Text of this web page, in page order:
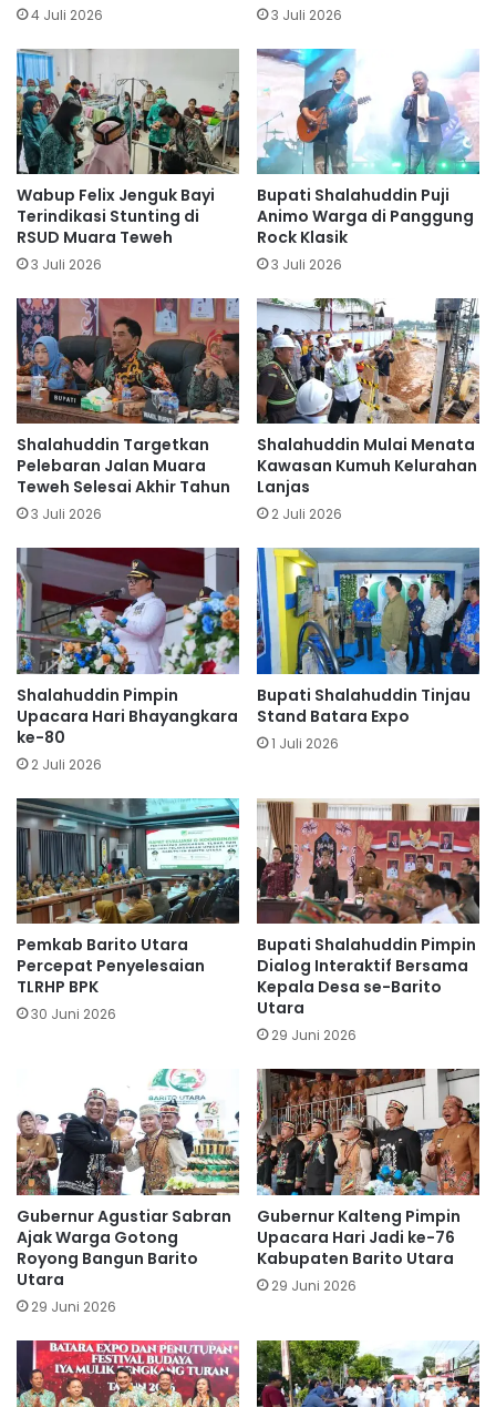
4 Juli 2026 3 Juli 2026
Wabup Felix Jenguk Bayi
Terindikasi Stunting di
RSUD Muara Teweh
3 Juli 2026
Bupati Shalahuddin Puji
Animo Warga di Panggung
Rock Klasik
3 Juli 2026
Shalahuddin Targetkan
Pelebaran Jalan Muara
Teweh Selesai Akhir Tahun
3 Juli 2026
Shalahuddin Mulai Menata
Kawasan Kumuh Kelurahan
Lanjas
2 Juli 2026
Shalahuddin Pimpin
Upacara Hari Bhayangkara
ke-80
2 Juli 2026
Bupati Shalahuddin Tinjau
Stand Batara Expo
1 Juli 2026
Pemkab Barito Utara
Percepat Penyelesaian
TLRHP BPK
30 Juni 2026
Bupati Shalahuddin Pimpin
Dialog Interaktif Bersama
Kepala Desa se-Barito
Utara
29 Juni 2026
Gubernur Agustiar Sabran
Ajak Warga Gotong
Royong Bangun Barito
Utara
29 Juni 2026
Gubernur Kalteng Pimpin
Upacara Hari Jadi ke-76
Kabupaten Barito Utara
29 Juni 2026